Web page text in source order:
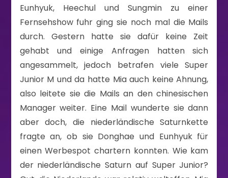
Eunhyuk, Heechul und Sungmin zu einer
Fernsehshow fuhr ging sie noch mal die Mails
durch. Gestern hatte sie dafür keine Zeit
gehabt und einige Anfragen hatten sich
angesammelt, jedoch betrafen viele Super
Junior M und da hatte Mia auch keine Ahnung,
also leitete sie die Mails an den chinesischen
Manager weiter. Eine Mail wunderte sie dann
aber doch, die niederländische Saturnkette
fragte an, ob sie Donghae und Eunhyuk für
einen Werbespot chartern konnten. Wie kam
der niederländische Saturn auf Super Junior?